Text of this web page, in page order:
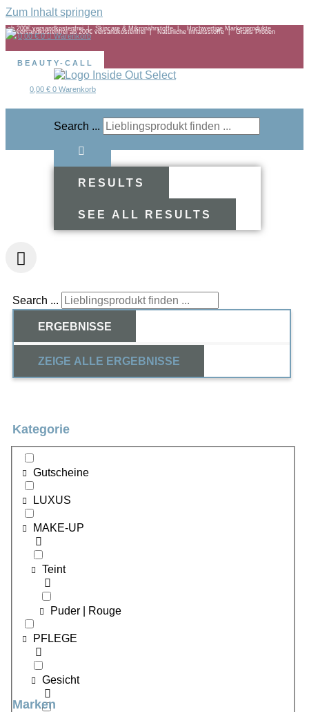
Zum Inhalt springen
ab 200€ versandkostenfrei | Skincare & Mikronährstoffe | Hochwertige Markenprodukte
ab 200€ versandkostenfrei |Natürliche Inhaltsstoffe |Gratis Proben
0,00€ 0 Warenkorb
BEAUTY-CALL
0,00 € 0 Warenkorb
Search ...
RESULTS
SEE ALL RESULTS
Search ...
ERGEBNISSE
ZEIGE ALLE ERGEBNISSE
Kategorie
Gutscheine
LUXUS
MAKE-UP
Teint
Puder | Rouge
PFLEGE
Gesicht
Marken